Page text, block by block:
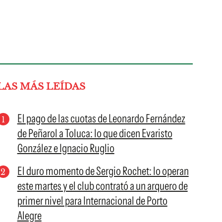
MÁS LEÍDAS
El pago de las cuotas de Leonardo Fernández
de Peñarol a Toluca: lo que dicen Evaristo
González e Ignacio Ruglio
El duro momento de Sergio Rochet: lo operan
este martes y el club contrató a un arquero de
primer nivel para Internacional de Porto
Alegre